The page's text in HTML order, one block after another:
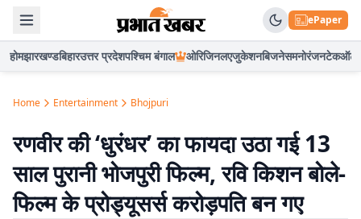
ePaper
होमझारखण्डबिहारउत्तर प्रदेशपश्चिम बंगाल ओरिजिनलएजुकेशनबिजनेसमनोरंजनटेकऑटो
Home Entertainment Bhojpuri
रणवीर की ‘धुरंधर’ का फायदा उठा गई 13
साल पुरानी भोजपुरी फिल्म, रवि किशन बोले-
फिल्म के प्रोड्यूसर्स करोड़पति बन गए